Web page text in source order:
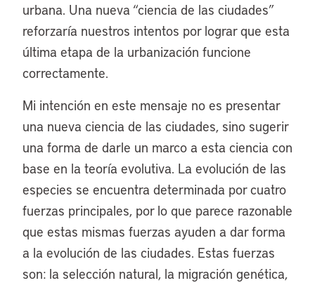
urbana. Una nueva “ciencia de las ciudades”
reforzaría nuestros intentos por lograr que esta
última etapa de la urbanización funcione
correctamente.
Mi intención en este mensaje no es presentar
una nueva ciencia de las ciudades, sino sugerir
una forma de darle un marco a esta ciencia con
base en la teoría evolutiva. La evolución de las
especies se encuentra determinada por cuatro
fuerzas principales, por lo que parece razonable
que estas mismas fuerzas ayuden a dar forma
a la evolución de las ciudades. Estas fuerzas
son: la selección natural, la migración genética,